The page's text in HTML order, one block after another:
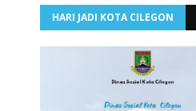
HARI JADI KOTA CILEGON